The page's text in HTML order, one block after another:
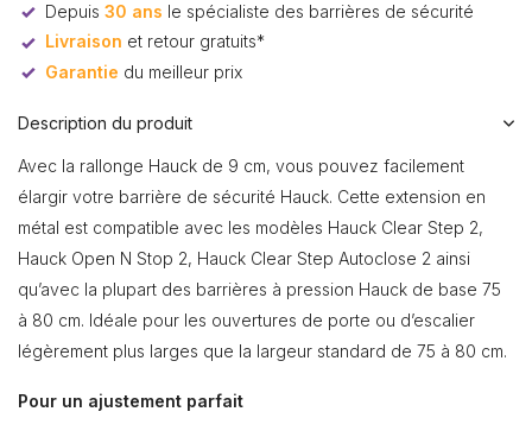
Depuis 30 ans le spécialiste des barrières de sécurité
Livraison et retour gratuits*
Garantie du meilleur prix
Description du produit
Avec la rallonge Hauck de 9 cm, vous pouvez facilement
élargir votre barrière de sécurité Hauck. Cette extension en
métal est compatible avec les modèles Hauck Clear Step 2,
Hauck Open N Stop 2, Hauck Clear Step Autoclose 2 ainsi
qu’avec la plupart des barrières à pression Hauck de base 75
à 80 cm. Idéale pour les ouvertures de porte ou d’escalier
légèrement plus larges que la largeur standard de 75 à 80 cm.
Pour un ajustement parfait